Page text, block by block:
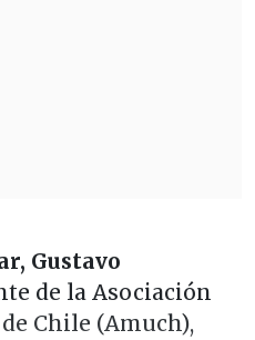
Gustavo
de la Asociación
Chile (Amuch),